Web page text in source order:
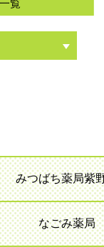
覧
みつばち薬局紫
なごみ薬局